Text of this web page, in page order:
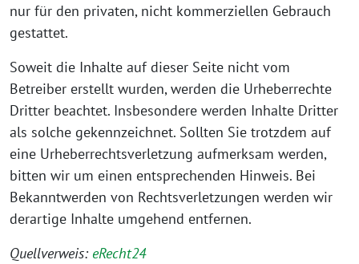
nur für den privaten, nicht kommerziellen Gebrauch
gestattet.
Soweit die Inhalte auf dieser Seite nicht vom
Betreiber erstellt wurden, werden die Urheberrechte
Dritter beachtet. Insbesondere werden Inhalte Dritter
als solche gekennzeichnet. Sollten Sie trotzdem auf
eine Urheberrechtsverletzung aufmerksam werden,
bitten wir um einen entsprechenden Hinweis. Bei
Bekanntwerden von Rechtsverletzungen werden wir
derartige Inhalte umgehend entfernen.
Quellverweis: eRecht24